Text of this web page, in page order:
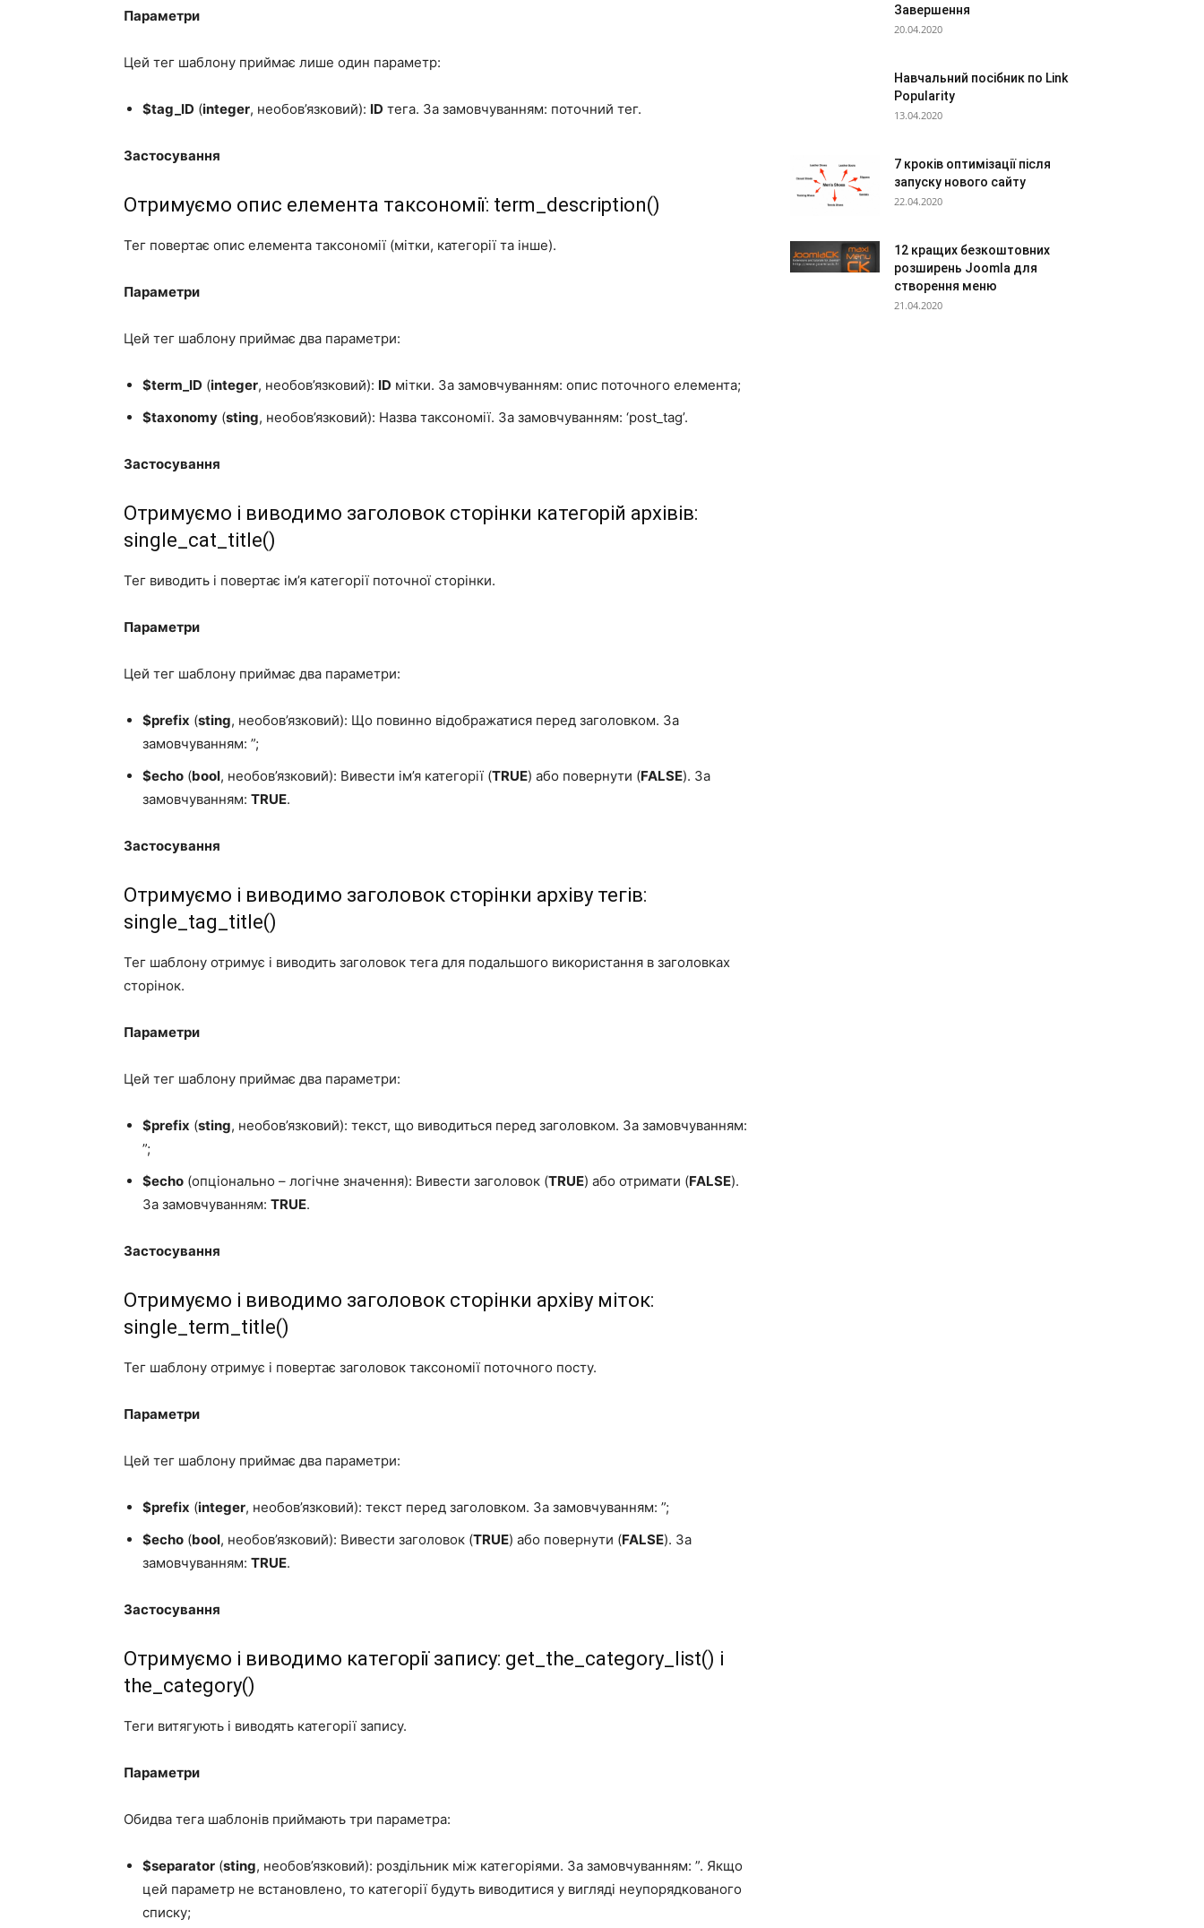
Параметри
Цей тег шаблону приймає лише один параметр:
$tag_ID (integer, необов’язковий): ID тега. За замовчуванням: поточний тег.
Застосування
Отримуємо опис елемента таксономії: term_description()
Тег повертає опис елемента таксономії (мітки, категорії та інше).
Параметри
Цей тег шаблону приймає два параметри:
$term_ID (integer, необов’язковий): ID мітки. За замовчуванням: опис поточного елемента;
$taxonomy (sting, необов’язковий): Назва таксономії. За замовчуванням: ‘post_tag’.
Застосування
Отримуємо і виводимо заголовок сторінки категорій архівів:
single_cat_title()
Тег виводить і повертає ім’я категорії поточної сторінки.
Параметри
Цей тег шаблону приймає два параметри:
$prefix (sting, необов’язковий): Що повинно відображатися перед заголовком. За
замовчуванням: ”;
$echo (bool, необов’язковий): Вивести ім’я категорії (TRUE) або повернути (FALSE). За
замовчуванням: TRUE.
Застосування
Отримуємо і виводимо заголовок сторінки архіву тегів:
single_tag_title()
Тег шаблону отримує і виводить заголовок тега для подальшого використання в заголовках
сторінок.
Параметри
Цей тег шаблону приймає два параметри:
$prefix (sting, необов’язковий): текст, що виводиться перед заголовком. За замовчуванням:
”;
$echo (опціонально – логічне значення): Вивести заголовок (TRUE) або отримати (FALSE).
За замовчуванням: TRUE.
Застосування
Отримуємо і виводимо заголовок сторінки архіву міток:
single_term_title()
Тег шаблону отримує і повертає заголовок таксономії поточного посту.
Параметри
Цей тег шаблону приймає два параметри:
$prefix (integer, необов’язковий): текст перед заголовком. За замовчуванням: ”;
$echo (bool, необов’язковий): Вивести заголовок (TRUE) або повернути (FALSE). За
замовчуванням: TRUE.
Застосування
Отримуємо і виводимо категорії запису: get_the_category_list() і
the_category()
Теги витягують і виводять категорії запису.
Параметри
Обидва тега шаблонів приймають три параметра:
$separator (sting, необов’язковий): роздільник між категоріями. За замовчуванням: ”. Якщо
цей параметр не встановлено, то категорії будуть виводитися у вигляді неупорядкованого
списку;
Завершення
20.04.2020
Навчальний посібник по Link
Popularity
13.04.2020
7 кроків оптимізації після
запуску нового сайту
22.04.2020
12 кращих безкоштовних
розширень Joomla для
створення меню
21.04.2020